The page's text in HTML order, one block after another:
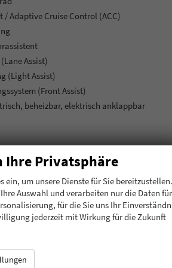
Adaptive Cruise Control (ACC)
Assist)
(Light Assist)
(Front Assist)
beheizbar, elektrisch anklappbar
215/65R17
Ihre Privatsphäre
ein, um unsere Dienste für Sie bereitzustellen.
Auswahl und verarbeiten nur die Daten für
für die Sie uns Ihr
jederzeit mit Wirkung für die Zukunft